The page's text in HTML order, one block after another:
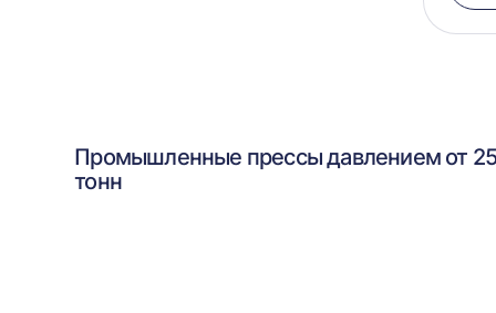
Промышленные прессы давлением от
тонн